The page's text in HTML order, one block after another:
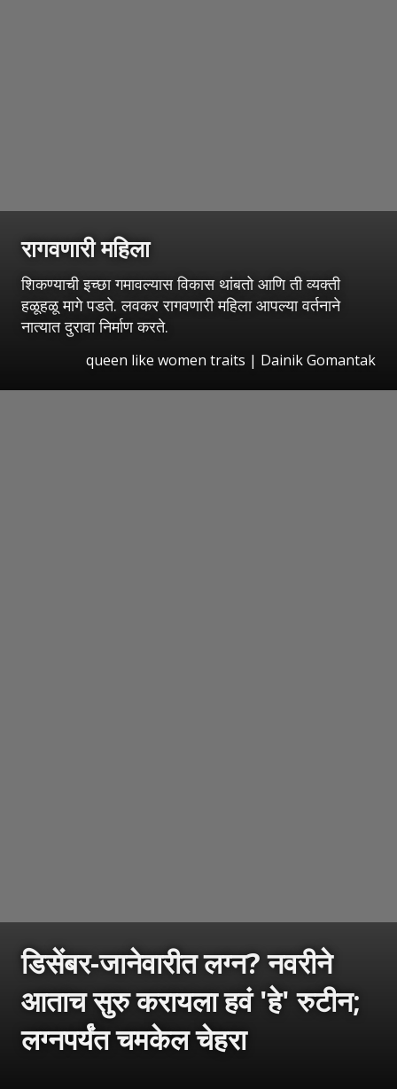
रागवणारी महिला
शिकण्याची इच्छा गमावल्यास विकास थांबतो आणि ती व्यक्ती
हळूहळू मागे पडते. लवकर रागवणारी महिला आपल्या वर्तनाने
नात्यात दुरावा निर्माण करते.
queen like women traits | Dainik Gomantak
डिसेंबर-जानेवारीत लग्न? नवरीने
आताच सुरु करायला हवं 'हे' रुटीन;
लग्नपर्यंत चमकेल चेहरा